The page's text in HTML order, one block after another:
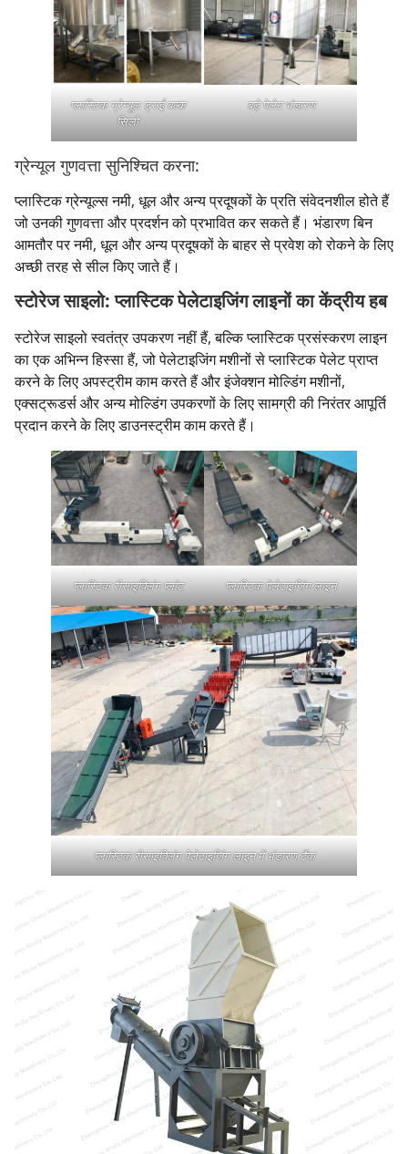
प्लास्टिक ग्रेन्यूल ड्राई बल्क
सिलो
बड़े पेलेट भंडारण
ग्रेन्यूल गुणवत्ता सुनिश्चित करना:
प्लास्टिक ग्रेन्यूल्स नमी, धूल और अन्य प्रदूषकों के प्रति संवेदनशील होते हैं
जो उनकी गुणवत्ता और प्रदर्शन को प्रभावित कर सकते हैं। भंडारण बिन
आमतौर पर नमी, धूल और अन्य प्रदूषकों के बाहर से प्रवेश को रोकने के लिए
अच्छी तरह से सील किए जाते हैं।
स्टोरेज साइलो: प्लास्टिक पेलेटाइजिंग लाइनों का केंद्रीय हब
स्टोरेज साइलो स्वतंत्र उपकरण नहीं हैं, बल्कि प्लास्टिक प्रसंस्करण लाइन
का एक अभिन्न हिस्सा हैं, जो पेलेटाइजिंग मशीनों से प्लास्टिक पेलेट प्राप्त
करने के लिए अपस्ट्रीम काम करते हैं और इंजेक्शन मोल्डिंग मशीनों,
एक्सट्रूडर्स और अन्य मोल्डिंग उपकरणों के लिए सामग्री की निरंतर आपूर्ति
प्रदान करने के लिए डाउनस्ट्रीम काम करते हैं।
प्लास्टिक रीसाइक्लिंग प्लांट प्लास्टिक पेलेटाइजिंग लाइन
प्लास्टिक रीसाइक्लिंग पेलेटाइजिंग लाइन में भंडारण टैंक